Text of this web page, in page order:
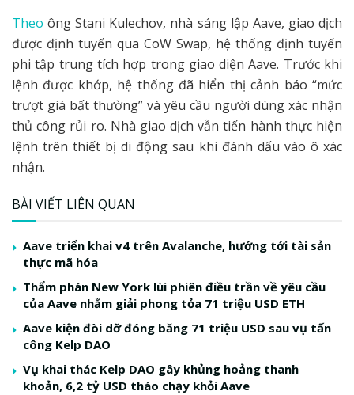
Theo ông Stani Kulechov, nhà sáng lập Aave, giao dịch
được định tuyến qua CoW Swap, hệ thống định tuyến
phi tập trung tích hợp trong giao diện Aave. Trước khi
lệnh được khớp, hệ thống đã hiển thị cảnh báo “mức
trượt giá bất thường” và yêu cầu người dùng xác nhận
thủ công rủi ro. Nhà giao dịch vẫn tiến hành thực hiện
lệnh trên thiết bị di động sau khi đánh dấu vào ô xác
nhận.
BÀI VIẾT LIÊN QUAN
Aave triển khai v4 trên Avalanche, hướng tới tài sản
thực mã hóa
Thẩm phán New York lùi phiên điều trần về yêu cầu
của Aave nhằm giải phong tỏa 71 triệu USD ETH
Aave kiện đòi dỡ đóng băng 71 triệu USD sau vụ tấn
công Kelp DAO
Vụ khai thác Kelp DAO gây khủng hoảng thanh
khoản, 6,2 tỷ USD tháo chạy khỏi Aave